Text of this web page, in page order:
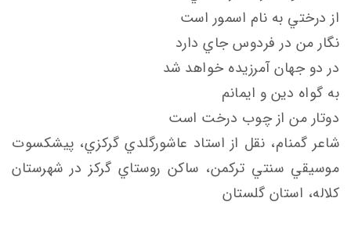
از درختي به نام اسمور است
نگار من در فردوس جاي دارد
در دو جهان آمرزيده خواهد شد
به گواه دين و ايمانم
دوتار من از چوب درخت است
شاعر گمنام، نقل از استاد عاشورگلدي گركزي، پيشکسوت
موسيقي سنتي ترکمن، ساکن روستاي گرکز در شهرستان
کلاله، استان گلستان